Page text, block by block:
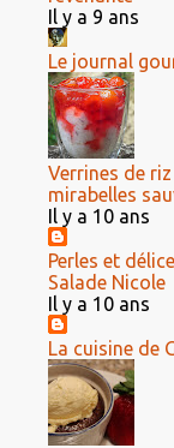
Il y a 9 ans
Le journal
Verrines de
mirabelles
Il y a 10 ans
Perles et
Salade Nicole
Il y a 10 ans
La cuisine de